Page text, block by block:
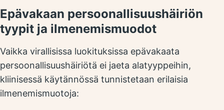
Epävakaan persoonallisuushäiriön
tyypit ja ilmenemismuodot
Vaikka virallisissa luokituksissa epävakaata
persoonallisuushäiriötä ei jaeta alatyyppeihin,
kliinisessä käytännössä tunnistetaan erilaisia
ilmenemismuotoja: